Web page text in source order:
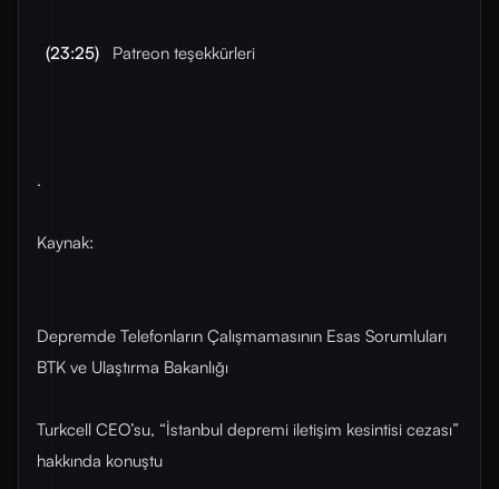
(23:25) Patreon teşekkürleri
.
Kaynak:
Depremde Telefonların Çalışmamasının Esas Sorumluları
BTK ve Ulaştırma Bakanlığı
Turkcell CEO’su, “İstanbul depremi iletişim kesintisi cezası”
hakkında konuştu